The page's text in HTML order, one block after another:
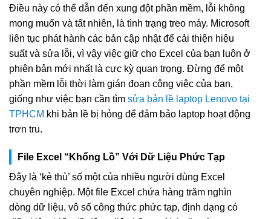
Điều này có thể dẫn đến xung đột phần mềm, lỗi không
mong muốn và tất nhiên, là tình trạng treo máy. Microsoft
liên tục phát hành các bản cập nhật để cải thiện hiệu
suất và sửa lỗi, vì vậy việc giữ cho Excel của bạn luôn ở
phiên bản mới nhất là cực kỳ quan trọng. Đừng để một
phần mềm lỗi thời làm gián đoạn công việc của bạn,
giống như việc bạn cần tìm sửa bản lề laptop Lenovo tại
TPHCM khi bản lề bị hỏng để đảm bảo laptop hoạt động
trơn tru.
File Excel “Khổng Lồ” Với Dữ Liệu Phức Tạp
Đây là ‘kẻ thù’ số một của nhiều người dùng Excel
chuyên nghiệp. Một file Excel chứa hàng trăm nghìn
dòng dữ liệu, vô số công thức phức tạp, định dạng có